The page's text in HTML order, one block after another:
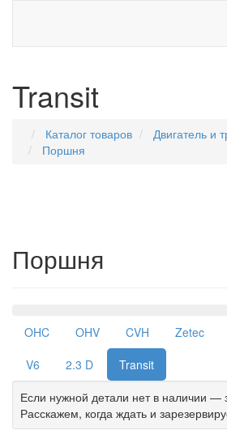
Transit
Каталог товаров
Двигатель и
Поршня
Поршня
OHC
OHV CVH Zetec
V6
2.3 D
Transit
Если нужной детали нет в наличии —
Расскажем, когда ждать и